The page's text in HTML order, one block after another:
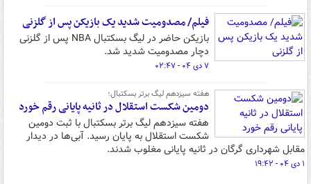
فیلم/ مصدومیت شدید یک بازیکن پس از گلزنی
بازیکن حاضر در لیگ بسکتبال NBA پس از گلزنی
دچار مصدومیت شدید شد.
۷ دی ۰۴ - ۰۲:۴۷
هفته سیزدهم لیگ برتر بسکتبال؛
دومین شکست استقلال در ثانیه پایانی رقم خورد
هفته سیزدهم لیگ برتر بسکتبال با ثبت دومین
شکست استقلال به پایان رسید. آبی‌ها در دیدار
مقابل شهرداری گرگان در ثانیه پایانی مغلوب شدند.
۱ دی ۰۴ - ۱۹:۴۲